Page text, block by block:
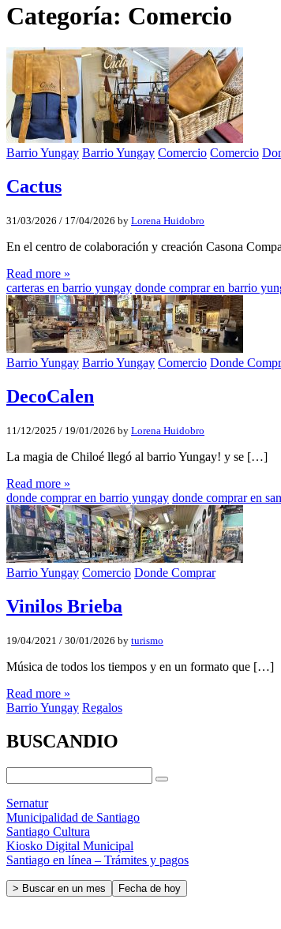
Categoría: Comercio
Barrio Yungay Barrio Yungay Comercio Comercio
Cactus
31/03/2026 / 17/04/2026 by Lorena Huidobro
En el centro de colaboración y creación Casona
Read more »
carteras en barrio yungay donde comprar en barrio
Barrio Yungay Barrio Yungay Comercio Donde
DecoCalen
11/12/2025 / 19/01/2026 by Lorena Huidobro
La magia de Chiloé llegó al barrio Yungay! y se […]
Read more »
donde comprar en barrio yungay donde comprar en
Barrio Yungay Comercio Donde Comprar
Vinilos Brieba
19/04/2021 / 30/01/2026 by turismo
Música de todos los tiempos y en un formato que […]
Read more »
Barrio Yungay Regalos
BUSCANDIO
Sernatur
Municipalidad de Santiago
Santiago Cultura
Kiosko Digital Municipal
Santiago en línea – Trámites y pagos
> Buscar en un mes Fecha de hoy